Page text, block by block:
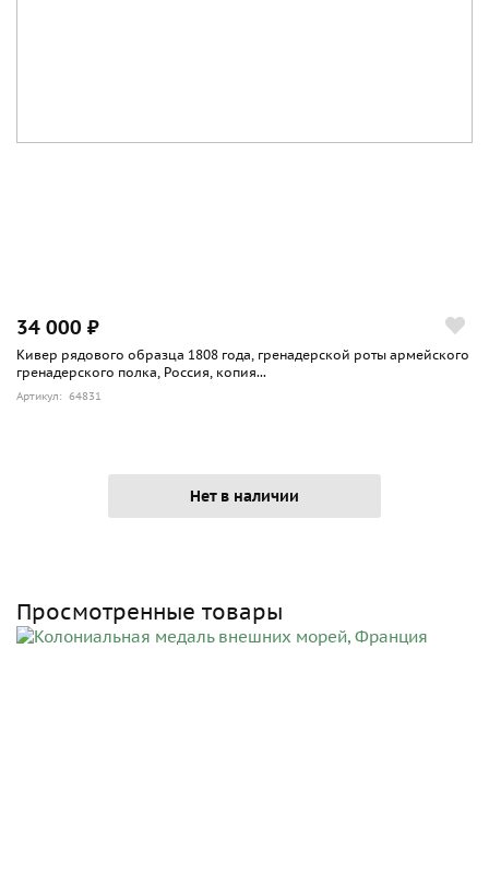
34 000 ₽
Кивер рядового образца 1808 года, гренадерской роты армейского
гренадерского полка, Россия, копия...
Артикул: 64831
Нет в наличии
Просмотренные товары